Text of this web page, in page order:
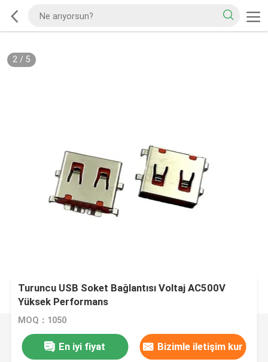
2/ 5
Turuncu USB Soket Bağlantısı Voltaj AC500V
Yüksek Performans
MOQ：1050
En iyi fiyat Bizimle iletişim kur